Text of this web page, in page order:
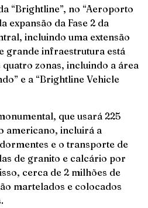
“Brightline”, no “Aeroporto
expansão da Fase 2 da
incluindo uma extensão
grande infraestrutura está
zonas, incluindo a área
e a “Brightline Vehicle
que usará 225
americano, incluirá a
e o transporte de
de granito e calcário por
cerca de 2 milhões de
martelados e colocados